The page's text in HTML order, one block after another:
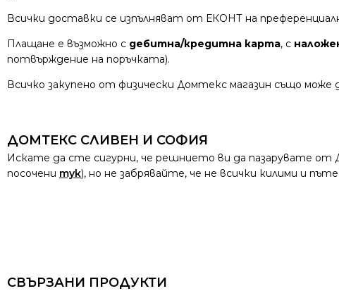
Всички доставки се изпълняват от ЕКОНТ на
Плащане е възможно с дебитна/кредитна карта, с
потвърждение на поръчката).
Всичко закупено от физически Домтекс магазин също
ДОМТЕКС СЛИВЕН И СОФИЯ
Искате да сте сигурни, че решнието ви да пазарувате от
посочени тук), но не забрявайте, че не всички килими и
СВЪРЗАНИ ПРОДУКТИ